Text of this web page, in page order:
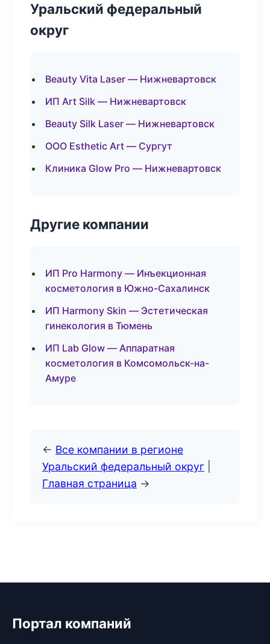
Уральский федеральный
округ
Beauty Vita Laser — Нижневартовск
ИП Art Silk — Нижневартовск
Beauty Silk Laser — Нижневартовск
ООО Esthetic Art — Сургут
Клиника Glow Pro — Нижневартовск
Другие компании
ИП Pro Harmony — Инъекционная
косметология в Южно-Сахалинск
ИП Harmony Skin — Эстетическая
гинекология в Тюмень
ИП Lab Glow — Аппаратная
косметология в Комсомольск-на-
Амуре
← Все компании в регионе
Уральский федеральный округ
Главная страница →
Портал компаний